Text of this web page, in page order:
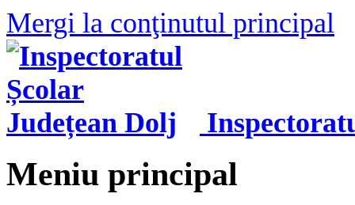
Mergi la conţinutul principal
Meniu principal